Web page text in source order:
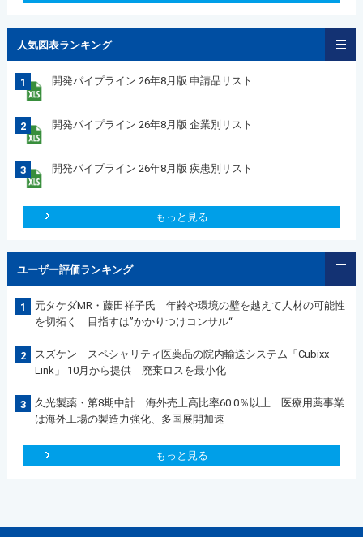
人気図表ランキング
1 開発パイプライン 26年8月版 申請品リスト
2 開発パイプライン 26年8月版 企業別リスト
3 開発パイプライン 26年8月版 疾患別リスト
もっと見る
ユーザー評価ランキング
1
元タケダMR・藤田祥子氏 年齢や環境の壁を越えて人材の可能性
を切拓く 目指すは”かかりつけコンサル“
2
スズケン スペシャリティ医薬品の院内輸送システム「Cubixx
Link」 10月から提供 廃棄ロスを最小化
3
久光製薬・第8期中計 海外売上高比率60.0％以上 医療用薬事業
は海外工場の製造力強化、多国展開加速
もっと見る